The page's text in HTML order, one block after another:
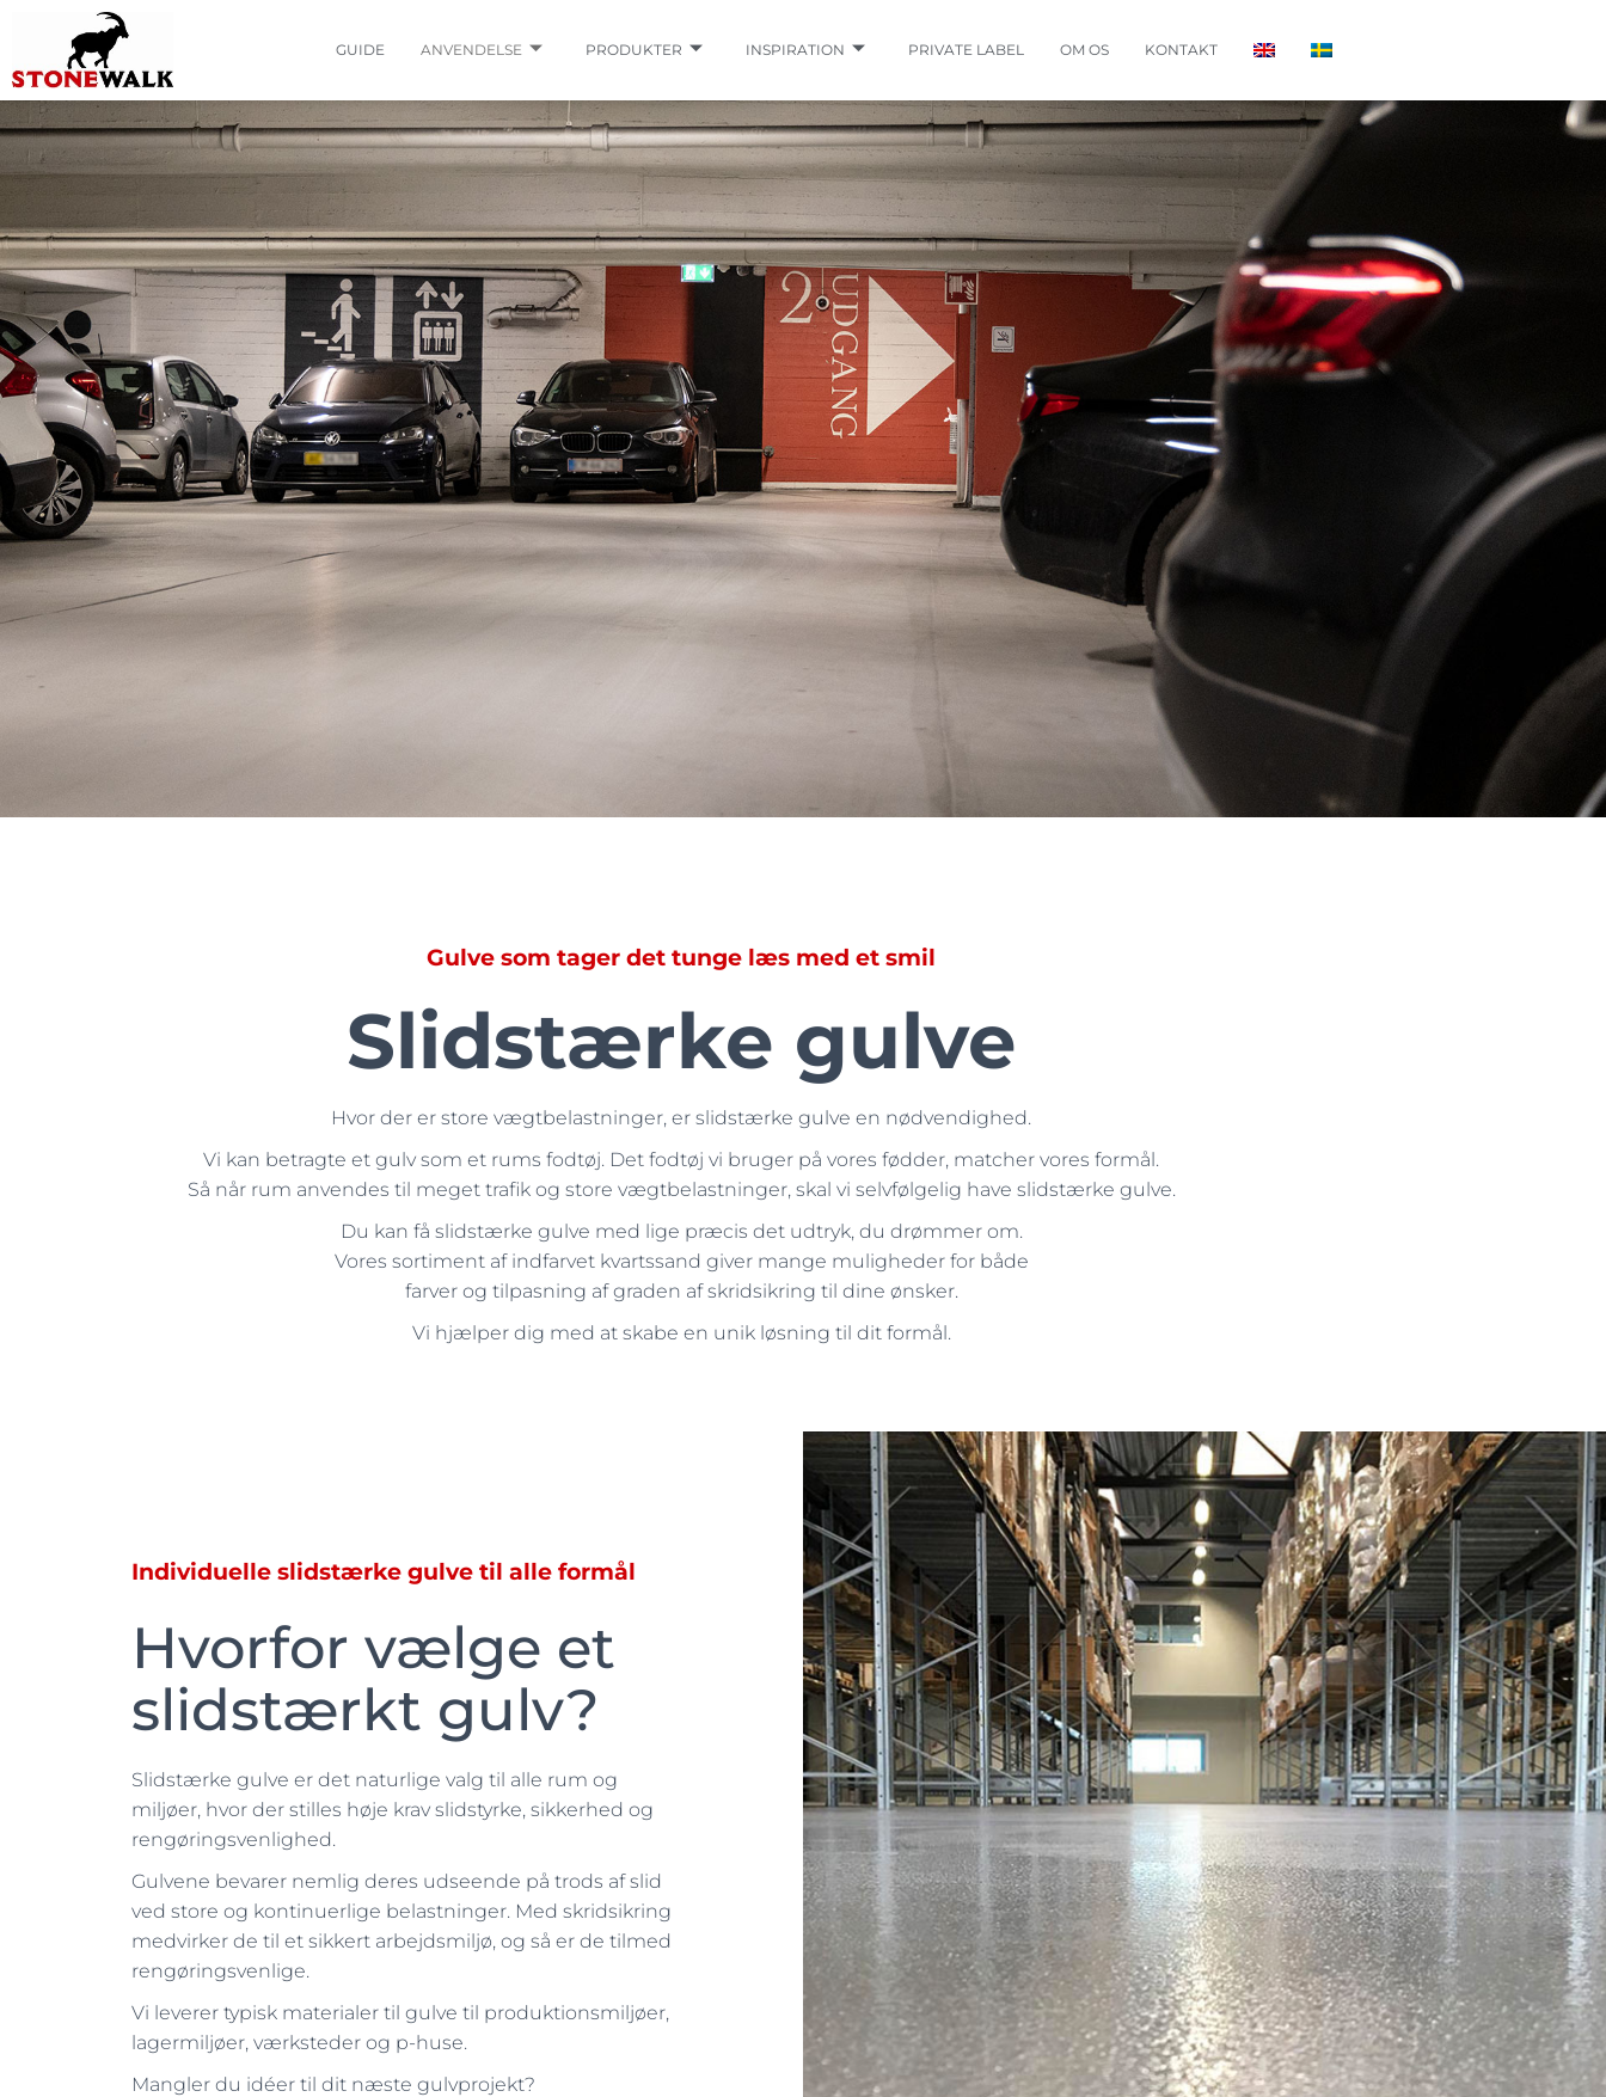
GUIDE ANVENDELSE PRODUKTER INSPIRATION PRIVATE LABEL OM OS KONTAKT
Gulve som tager det tunge læs med et smil
Slidstærke gulve
Hvor der er store vægtbelastninger, er slidstærke gulve en nødvendighed.
Vi kan betragte et gulv som et rums fodtøj. Det fodtøj vi bruger på vores fødder, matcher vores formål.
Så når rum anvendes til meget trafik og store vægtbelastninger, skal vi selvfølgelig have slidstærke gulve.
Du kan få slidstærke gulve med lige præcis det udtryk, du drømmer om.
Vores sortiment af indfarvet kvartssand giver mange muligheder for både
farver og tilpasning af graden af skridsikring til dine ønsker.
Vi hjælper dig med at skabe en unik løsning til dit formål.
Individuelle slidstærke gulve til alle formål
Hvorfor vælge et
slidstærkt gulv?
Slidstærke gulve er det naturlige valg til alle rum og
miljøer, hvor der stilles høje krav slidstyrke, sikkerhed og
rengøringsvenlighed.
Gulvene bevarer nemlig deres udseende på trods af slid
ved store og kontinuerlige belastninger. Med skridsikring
medvirker de til et sikkert arbejdsmiljø, og så er de tilmed
rengøringsvenlige.
Vi leverer typisk materialer til gulve til produktionsmiljøer,
lagermiljøer, værksteder og p-huse.
Mangler du idéer til dit næste gulvprojekt?